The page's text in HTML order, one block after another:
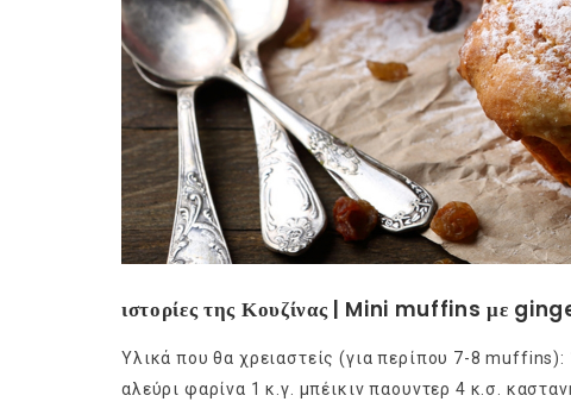
ιστορίες της Κουζίνας | Mini muffins με
Υλικά που θα χρειαστείς (για περίπου 7-8
αλεύρι φαρίνα 1 κ.γ. μπέικιν παουντερ 4 κ.σ.